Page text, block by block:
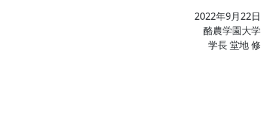
2022年9月22日
酪農学園大学
学長 堂地 修